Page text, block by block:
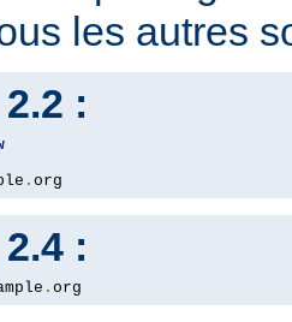
les autres
:
. org
:
. org